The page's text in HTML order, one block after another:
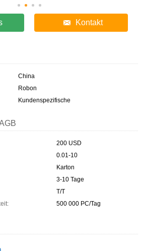
Kontakt
China
Robon
Kundenspezifische
200 USD
0.01-10
Karton
3-10 Tage
T/T
500 000 PC/Tag